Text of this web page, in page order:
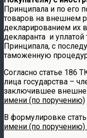
Принципала и по его
товаров на внешнем
декларированием их
декларанта и
Принципала, с
таможенную
Согласно статье 186
лица государства –
заключившее
имени (по поручению)
В формулировке
имени (по поручению)